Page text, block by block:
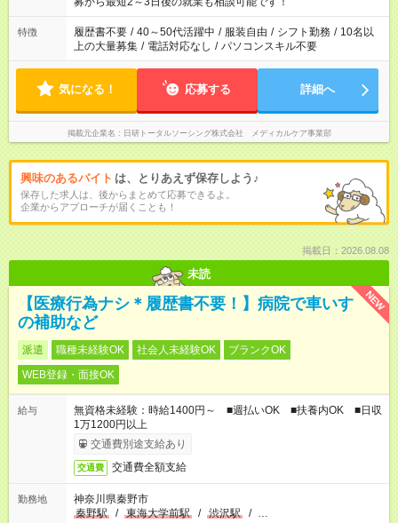
間と、もう1つのお仕事の勤務時間。 合計で週40時間を超える
場合は応募できません。
特徴 履歴書不要 / 40～50代活躍中 / 服装自由 / シフト勤務 / 10名以
上の大量募集 / 電話対応なし / パソコンスキル不要
気になる！ 応募する 詳細へ
掲載元企業名 日研トータルソーシング株式会社 メディカルケア事業部
興味のあるバイト は、とりあえず保存しよう♪
保存した求人は、後からまとめて応募できるよ。
企業からアプローチが届くことも！
掲載日：2026.08.08
未読
NEW
【医療行為ナシ＊履歴書不要！】病院で車いす
の補助など
派遣 職種未経験OK 社会人未経験OK
ブランクOK
WEB登録・面接OK
給与
無資格未経験：時給1400円～ ■週払いOK ■扶養内OK ■日収
1万1200円以上
交通費別途支給あり
交通費 交通費全額支給
勤務地
神奈川県秦野市
秦野駅
/ 東海大学前駅 / 渋沢駅 / …